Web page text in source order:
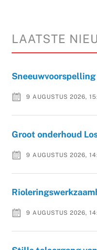
LAATSTE
9 AUGUSTUS 2026,
Groot onderhoud
9 AUGUSTUS 2026,
9 AUGUSTUS 2026,